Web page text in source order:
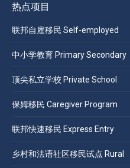
热点项目
联邦自雇移民 Self-employed
中小学教育 Primary Secondary
顶尖私立学校 Private School
保姆移民 Caregiver Program
联邦快速移民 Express Entry
乡村和法语社区移民试点 Rural